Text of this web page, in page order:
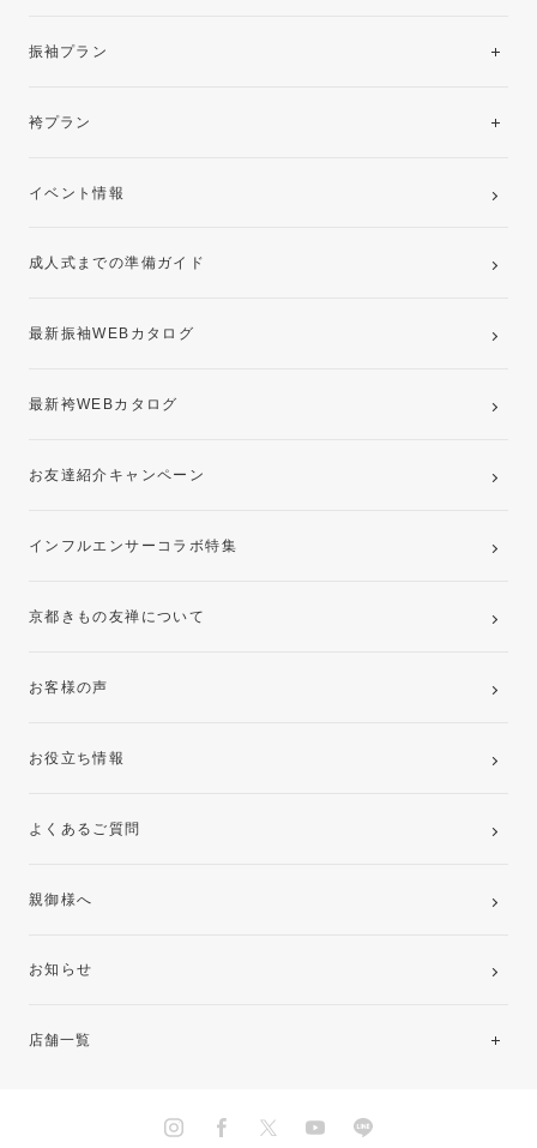
振袖プラン
レンタルプラン
袴プラン
卒業袴レンタルプラン
イベント情報
成人式までの準備ガイド
最新振袖WEBカタログ
最新袴WEBカタログ
お友達紹介キャンペーン
インフルエンサーコラボ特集
京都きもの友禅について
お客様の声
お役立ち情報
よくあるご質問
親御様へ
お知らせ
店舗一覧